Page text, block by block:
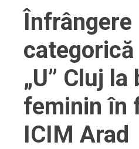
Înfrângere
„U” Cluj
feminin în
ICIM Arad